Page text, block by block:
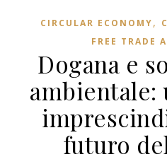
CIRCULAR ECONOMY,
FREE TRADE
Dogana e
ambientale:
futuro